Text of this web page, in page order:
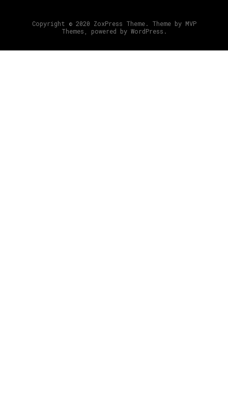
Copyright © 2020 ZoxPress Theme. Theme by MVP
Themes, powered by WordPress.